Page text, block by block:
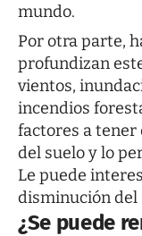
mundo.
Por otra parte,
profundizan
vientos,
incendios
factores a tener
del suelo y lo
Le puede
disminución del
¿Se puede